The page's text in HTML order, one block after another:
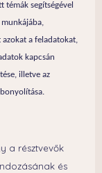
segítségével
a feladatokat,
kapcsán
illetve az
a résztvevők
és